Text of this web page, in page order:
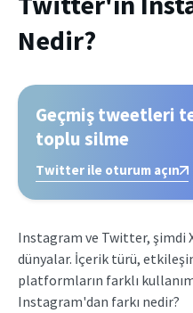
Nedir?
Geçmiş tweetleri
toplu silme
Twitter ile oturum açın
Instagram ve Twitter, şimdi
dünyalar. İçerik türü,
platformların farklı
Instagram'dan farkı nedir?